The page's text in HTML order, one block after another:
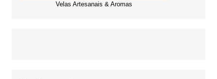
Velas Artesanais & Aromas